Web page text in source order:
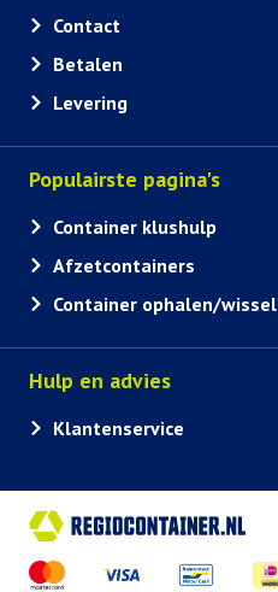
Contact
Betalen
Levering
Populairste pagina's
Container klushulp
Afzetcontainers
Container ophalen/wissel
Hulp en advies
Klantenservice